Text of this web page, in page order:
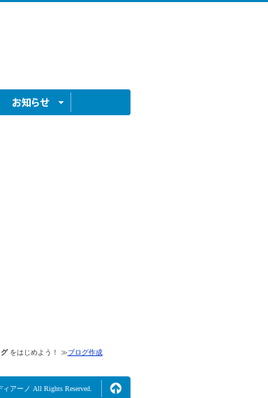
をはじめよう！ ≫ブログ作成
アーノ All Rights Reserved.